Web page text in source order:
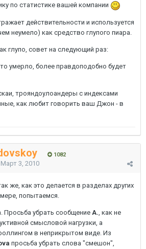
по статистике вашей компании
действительности и используется
неумело) как средство глупого пиара.
глупо, совет на следующий раз:
умерло, более правдоподобно будет
трояндоулоандеры с индексами
как любит говорить ваш Джон - в
1082
Март 3, 2010
же, как это делается в разделах других
попытаемся.
убрать сообщение А., как не
смысловой нагрузки, а
в неприкрытом виде. Из
просьба убрать слова "смешон",